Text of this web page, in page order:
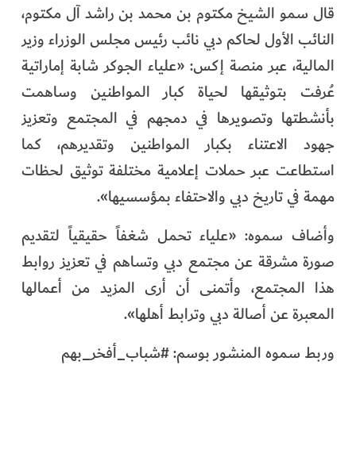
تكنولوجيا
من العالم
الأكثر قراءة
قال سمو الشيخ مكتوم بن محمد بن راشد آل مكتوم،
النائب الأول لحاكم دبي نائب رئيس مجلس الوزراء وزير
المالية، عبر منصة إكس: «علياء الجوكر شابة إماراتية
عُرفت بتوثيقها لحياة كبار المواطنين وساهمت
بأنشطتها وتصويرها في دمجهم في المجتمع وتعزيز
جهود الاعتناء بكبار المواطنين وتقديرهم، كما
استطاعت عبر حملات إعلامية مختلفة توثيق لحظات
مهمة في تاريخ دبي والاحتفاء بمؤسسيها».
وأضاف سموه: «علياء تحمل شغفاً حقيقياً لتقديم
صورة مشرقة عن مجتمع دبي وتساهم في تعزيز روابط
هذا المجتمع، وأتمنى أن أرى المزيد من أعمالها
المعبرة عن أصالة دبي وترابط أهلها».
وربط سموه المنشور بوسم: #شباب_أفخر_بهم